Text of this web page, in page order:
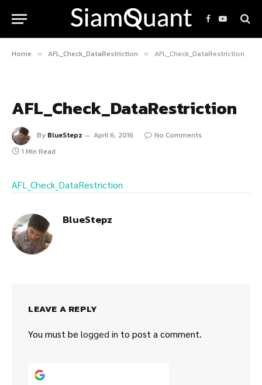
Facebook
YouTube
Home » AFL_Check_DataRestriction » AFL_Check_DataRestriction
AFL_Check_DataRestriction
By BlueStepz April 6, 2016
No Comments
1 Min Read
AFL_Check_DataRestriction
BlueStepz
LEAVE A REPLY
You must be logged in to post a comment.